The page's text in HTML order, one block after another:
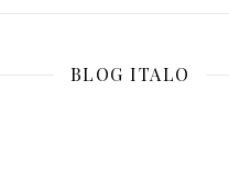
BLOG ITALO